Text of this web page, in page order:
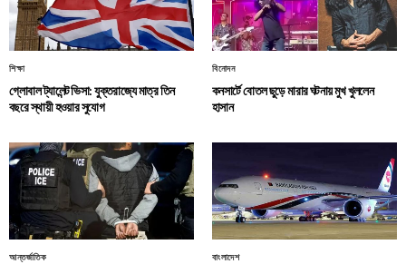
শিক্ষা
গ্লোবাল ট্যালেন্ট ভিসা: যুক্তরাজ্যে মাত্র তিন
বছরে স্থায়ী হওয়ার সুযোগ
বিনোদন
কনসার্টে বোতল ছুড়ে মারার ঘটনায় মুখ খুললেন
হাসান
আন্তর্জাতিক বাংলাদেশ